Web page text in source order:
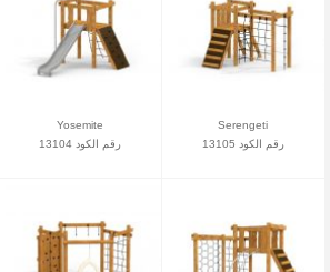
Yosemite
رقم الكود 13104
Serengeti
رقم الكود 13105